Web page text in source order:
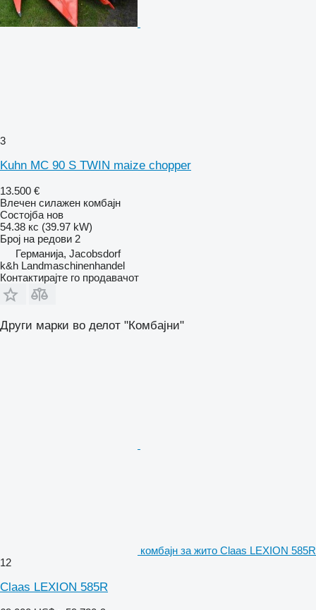
3
Kuhn MC 90 S TWIN maize chopper
13.500 €
Влечен силажен комбајн
Состојба нов
54.38 кс (39.97 kW)
Број на редови 2
Германија, Jacobsdorf
k&h Landmaschinenhandel
Контактирајте го продавачот
Други марки во делот "Комбајни"
комбајн за жито Claas LEXION 585R
12
Claas LEXION 585R